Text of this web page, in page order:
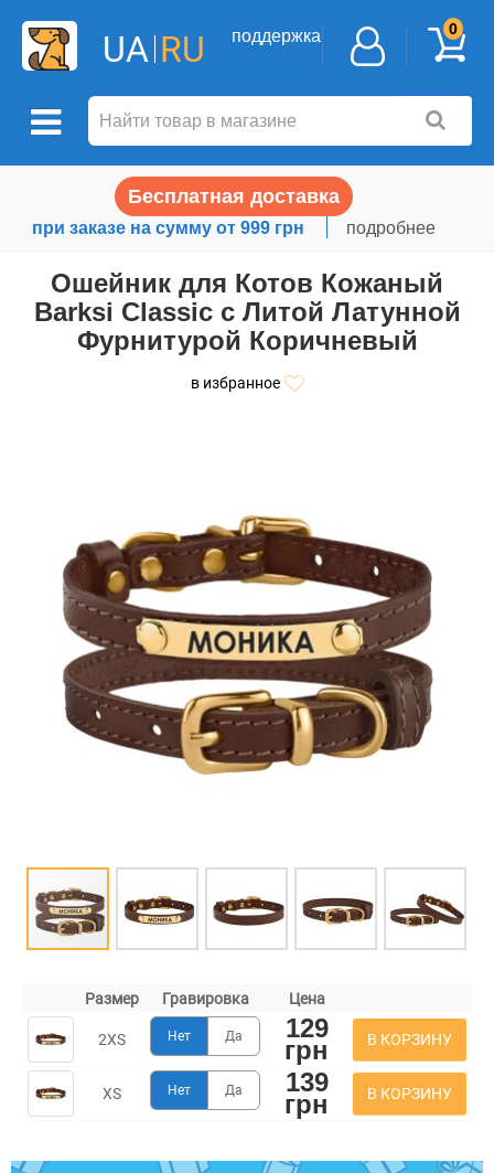
UA RU поддержка 0
Бесплатная доставка
при заказе на сумму от 999 грн подробнее
Ошейник для Котов Кожаный
Barksi Classic с Литой Латунной
Фурнитурой Коричневый
в избранное
Размер Гравировка Цена
2XS Нет Да 129
грн В КОРЗИНУ
XS Нет Да 139
грн В КОРЗИНУ